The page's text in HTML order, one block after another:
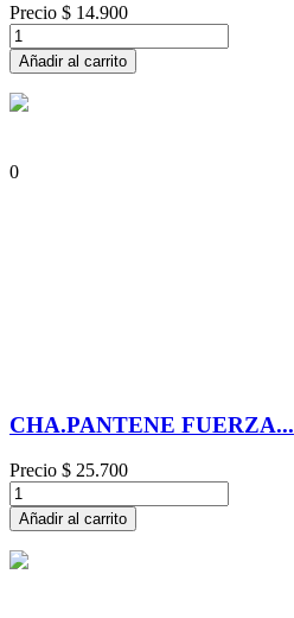
Precio $ 14.900
Añadir al carrito
0
CHA.PANTENE FUERZA...
Precio $ 25.700
Añadir al carrito